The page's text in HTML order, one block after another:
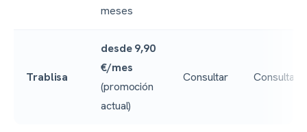
meses
Trablisa
desde 9,90
€/mes
(promoción
actual)
Consultar Consultar